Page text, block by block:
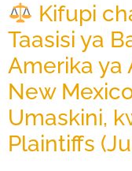
Kifupi
Taasisi ya
Amerika ya
New
Umaskini,
Plaintiffs